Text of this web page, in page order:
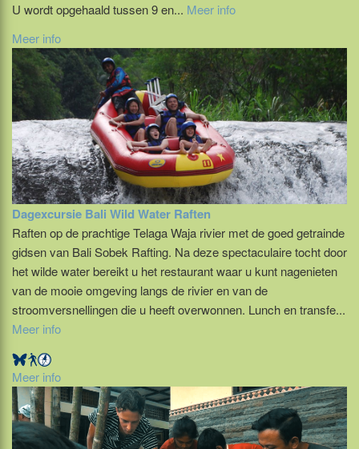
U wordt opgehaald tussen 9 en... Meer info
Meer info
Dagexcursie Bali Wild Water Raften
Raften op de prachtige Telaga Waja rivier met de goed getrainde
gidsen van Bali Sobek Rafting. Na deze spectaculaire tocht door
het wilde water bereikt u het restaurant waar u kunt nagenieten
van de mooie omgeving langs de rivier en van de
stroomversnellingen die u heeft overwonnen. Lunch en transfe...
Meer info
Meer info